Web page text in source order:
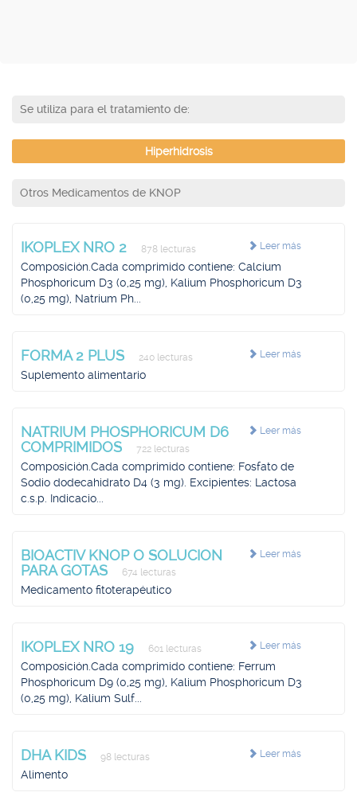
Se utiliza para el tratamiento de:
Hiperhidrosis
Otros Medicamentos de KNOP
Leer más
IKOPLEX NRO 2 878 lecturas
Composición.Cada comprimido contiene: Calcium
Phosphoricum D3 (0,25 mg), Kalium Phosphoricum D3
(0,25 mg), Natrium Ph...
Leer más
FORMA 2 PLUS 240 lecturas
Suplemento alimentario
Leer más
NATRIUM PHOSPHORICUM D6
COMPRIMIDOS
722 lecturas
Composición.Cada comprimido contiene: Fosfato de
Sodio dodecahidrato D4 (3 mg). Excipientes: Lactosa
c.s.p. Indicacio...
Leer más
BIOACTIV KNOP O SOLUCION
PARA GOTAS
674 lecturas
Medicamento fitoterapéutico
Leer más
IKOPLEX NRO 19 601 lecturas
Composición.Cada comprimido contiene: Ferrum
Phosphoricum D9 (0,25 mg), Kalium Phosphoricum D3
(0,25 mg), Kalium Sulf...
Leer más
DHA KIDS 98 lecturas
Alimento